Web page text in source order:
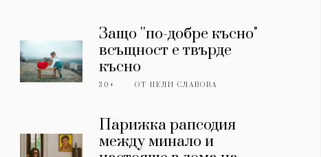
Защо ''по-добре късно"
всъщност е твърде
късно
30+ ОТНЕЛИ СЛАВОВА
Парижка рапсодия
между минало и